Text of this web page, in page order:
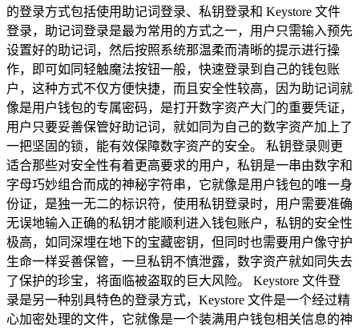
的登录方式包括使用助记词登录、私钥登录和 Keystore 文件
登录，助记词登录是最为常用的方式之一，用户只需输入预先
设置好的助记词，然后按照系统那温柔而清晰的提示进行操
作，即可如同轻触魔法按钮一般，快速登录到自己的钱包账
户，这种方式不仅方便快捷，而且安全性较高，因为助记词就
像是用户钱包的专属密码，是打开数字资产大门的重要凭证，
用户只要妥善保管好助记词，就如同为自己的数字资产加上了
一把坚固的锁，能有效保障数字资产的安全。 私钥登录则更
适合那些对安全性有着更高要求的用户，私钥是一串由数字和
字母巧妙组合而成的神秘字符串，它就像是用户钱包的唯一身
份证，是独一无二的标识符，使用私钥登录时，用户需要准确
无误地输入正确的私钥才能顺利进入钱包账户，私钥的安全性
极高，如同深埋在地下的宝藏密钥，但同时也需要用户像守护
生命一样妥善保管，一旦私钥不慎泄露，数字资产就如同失去
了保护的珍宝，将面临被盗取的巨大风险。 Keystore 文件登
录是另一种别具特色的登录方式，Keystore 文件是一个经过精
心加密处理的文件，它就像是一个装满用户钱包相关信息的神